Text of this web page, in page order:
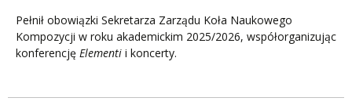
Pełnił obowiązki Sekretarza Zarządu Koła Naukowego
Kompozycji w roku akademickim 2025/2026, współorganizując
konferencję Elementi i koncerty.